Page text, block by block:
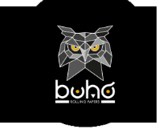
ES EN